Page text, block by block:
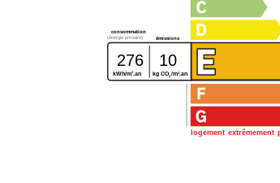
logement extrêmement
consommation
émissions
(énergie primaire)
276 10
kWh/m2 .an kg CO2/m2 .an